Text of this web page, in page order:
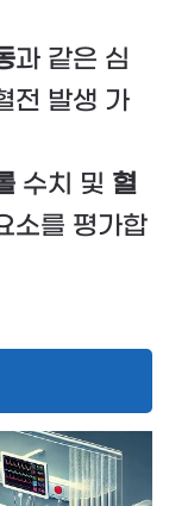
과 같은 심
전 발생 가
수치 및 혈
소를 평가합